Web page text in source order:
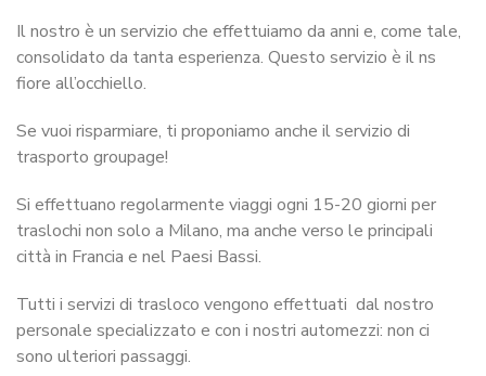
Il nostro è un servizio che effettuiamo da anni e, come tale,
consolidato da tanta esperienza. Questo servizio è il ns
fiore all’occhiello.
Se vuoi risparmiare, ti proponiamo anche il servizio di
trasporto groupage!
Si effettuano regolarmente viaggi ogni 15-20 giorni per
traslochi non solo a Milano, ma anche verso le principali
città in Francia e nel Paesi Bassi.
Tutti i servizi di trasloco vengono effettuati dal nostro
personale specializzato e con i nostri automezzi: non ci
sono ulteriori passaggi.